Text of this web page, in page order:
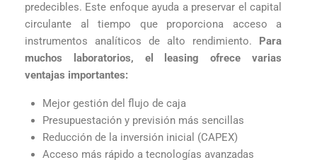
predecibles. Este enfoque ayuda a preservar el capital
circulante al tiempo que proporciona acceso a
instrumentos analíticos de alto rendimiento. Para
muchos laboratorios, el leasing ofrece varias
ventajas importantes:
Mejor gestión del flujo de caja
Presupuestación y previsión más sencillas
Reducción de la inversión inicial (CAPEX)
Acceso más rápido a tecnologías avanzadas